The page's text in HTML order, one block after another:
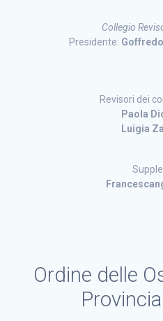
Collegio
Presidente:
Revisori dei
Paola
Luigia
Ordine delle